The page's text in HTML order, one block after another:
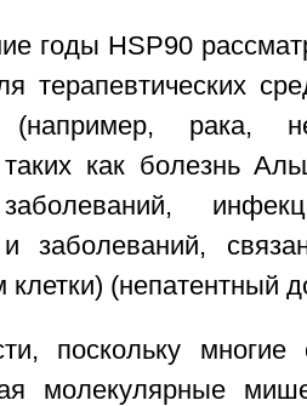
годы HSP90
терапевтических
(например, рака,
как болезнь
заболеваний,
(непатентный
поскольку
молекулярные